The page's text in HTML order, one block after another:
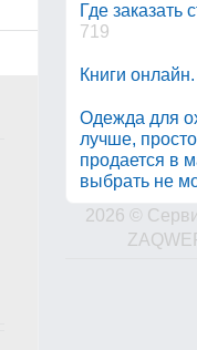
Где заказать
719
Книги онлайн.
Одежда для
лучше,
продается в
выбрать не
2026 ©